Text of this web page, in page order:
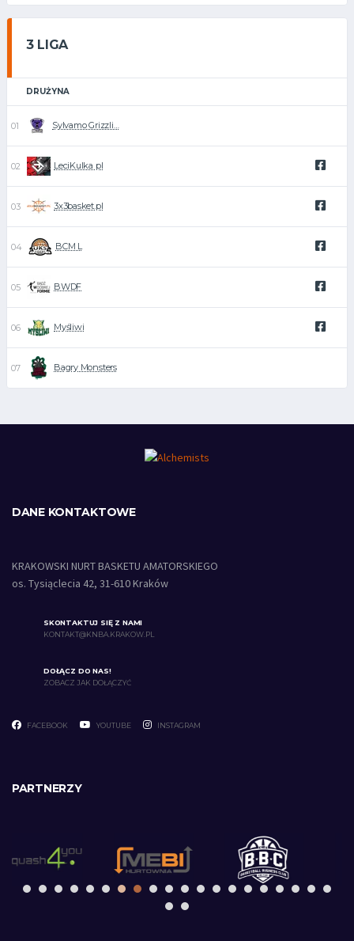
3 LIGA
DRUŻYNA
Sylvamo Grizzli…
LeciKulka pl
3x3basket.pl
BCM L
BWDF
Myśliwi
Bagry Monsters
DANE KONTAKTOWE
KRAKOWSKI NURT BASKETU AMATORSKIEGO
os. Tysiąclecia 42, 31-610 Kraków
SKONTAKTUJ SIĘ Z NAMI
KONTAKT@KNBA.KRAKOW.PL
DOŁĄCZ DO NAS!
ZOBACZ JAK DOŁĄCZYĆ
FACEBOOK YOUTUBE INSTAGRAM
PARTNERZY